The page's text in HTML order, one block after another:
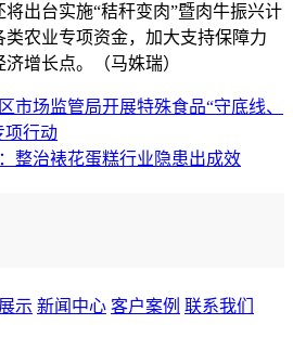
台实施“秸秆变肉”暨肉牛振兴计
农业专项资金，加大支持保障力
增长点。（马姝瑞）
市场监管局开展特殊食品“守底线、
项行动
整治裱花蛋糕行业隐患出成效
示 新闻中心 客户案例 联系我们